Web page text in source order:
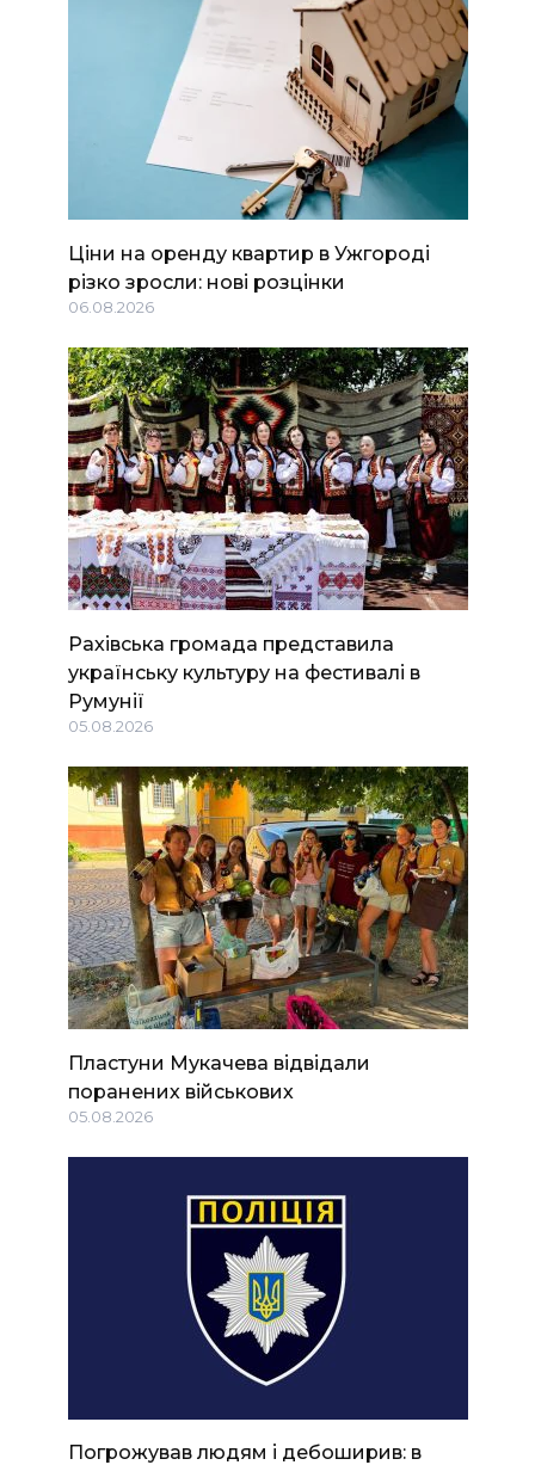
Ціни на оренду квартир в Ужгороді
різко зросли: нові розцінки
06.08.2026
Рахівська громада представила
українську культуру на фестивалі в
Румунії
05.08.2026
Пластуни Мукачева відвідали
поранених військових
05.08.2026
Погрожував людям і дебоширив: в